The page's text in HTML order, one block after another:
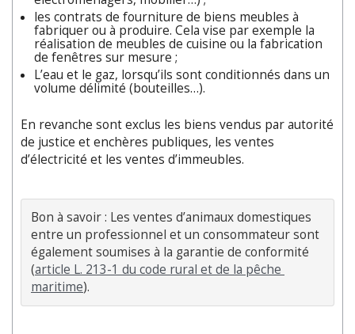
les contrats de fourniture de biens meubles à
fabriquer ou à produire. Cela vise par exemple la
réalisation de meubles de cuisine ou la fabrication
de fenêtres sur mesure ;
L’eau et le gaz, lorsqu’ils sont conditionnés dans un
volume délimité (bouteilles…).
En revanche sont exclus les biens vendus par autorité
de justice et enchères publiques, les ventes
d’électricité et les ventes d’immeubles.
Bon à savoir : Les ventes d’animaux domestiques
entre un professionnel et un consommateur sont
également soumises à la garantie de conformité
(article L. 213-1 du code rural et de la pêche
maritime).